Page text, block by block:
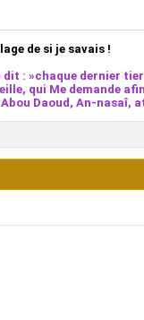
de si je savais !
: »chaque dernier
qui Me demande
Daoud, An-nasaî,